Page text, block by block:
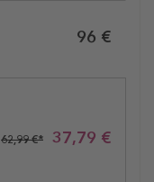
96 €
37,79 €
62,99 €*